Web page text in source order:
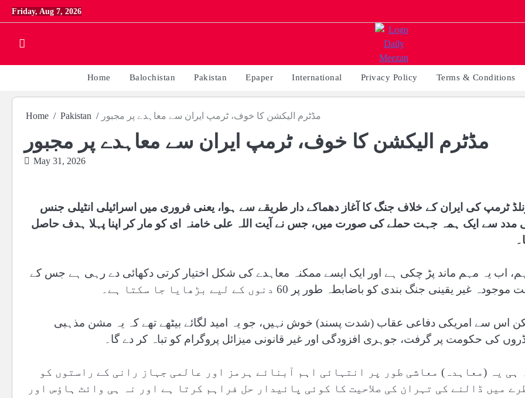
Skip
to
Friday, Aug 7, 2026
Home Balochistan Pakistan Epaper International Privacy Policy Terms & Conditions
Home Pakistan مڈٹرم الیکشن کا خوف، ٹرمپ ایران سے معاہدے پر مجبور
مڈٹرم الیکشن کا خوف، ٹرمپ ایران سے معاہدے پر مجبور
May 31, 2026
ٹرمپ کی ایران کے خلاف جنگ کا آغاز دھماکے دار طریقے سے ہوا، یعنی فروری میں اسرائیلی انٹیلی جنس
مدد سے ایک ہمہ جہت حملے کی صورت میں، جس نے آیت اللہ علی خامنہ ای کو مار کر اپنا پہلا ہدف حاصل
اب یہ مہم ماند پڑ چکی ہے اور ایک ایسے ممکنہ معاہدے کی شکل اختیار کرتی دکھائی دے رہی ہے جس کے
موجودہ غیر یقینی جنگ بندی کو باضابطہ طور پر 60 دنوں کے لیے بڑھایا جا سکتا ہے۔
اس سے امریکی دفاعی عقاب (شدت پسند) خوش نہیں، جو یہ امید لگائے بیٹھے تھے کہ یہ مشن مذہبی
کی حکومت پر گرفت، جوہری افزودگی اور غیر قانونی میزائل پروگرام کو تباہ کر دے گا۔
ہی یہ (معاہدہ) معاشی طور پر انتہائی اہم آبنائے ہرمز اور عالمی جہاز رانی کے راستوں کو
میں ڈالنے کی تہران کی صلاحیت کا کوئی پائیدار حل فراہم کرتا ہے اور نہ ہی وائٹ ہاؤس اور